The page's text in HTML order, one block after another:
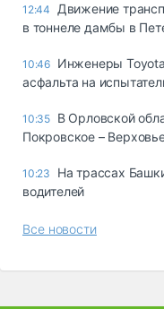
12:44
Движение
в тоннеле дамбы в
10:46 Инженеры
асфальта на
10:35 В Орловской
Покровское –
10:23
На трассах
водителей
Все новости